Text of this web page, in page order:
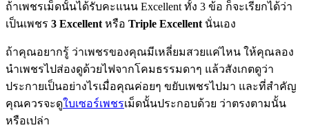
ถ้าเพชรเม็ดนั้นได้รับคะแนน Excellent ทั้ง 3 ข้อ ก็จะเรียกได้ว่า
เป็นเพชร 3 Excellent หรือ Triple Excellent นั่นเอง
ถ้าคุณอยากรู้ ว่าเพชรของคุณมีเหลี่ยมสวยแค่ไหน ให้คุณลอง
นำเพชรไปส่องดูด้วยไฟจากโคมธรรมดาๆ แล้วสังเกตดูว่า
ประกายเป็นอย่างไรเมื่อคุณค่อยๆ ขยับเพชรไปมา และที่สำคัญ
คุณควรจะดูใบเซอร์เพชรเม็ดนั้นประกอบด้วย ว่าตรงตามนั้น
หรือเปล่า